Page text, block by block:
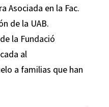
Asociada en la Fac.
de la UAB.
la Fundació
al
a familias que han